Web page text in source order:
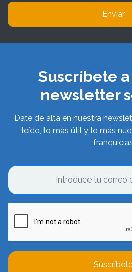
Enviar
Suscríbete
newsletter
Date de alta en nuestra
leído, lo más útil y lo más